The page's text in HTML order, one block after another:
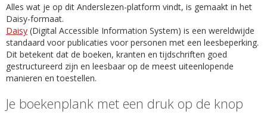
Alles wat je op dit Anderslezen-platform vindt, is gemaakt in het
Daisy-formaat.
Daisy (Digital Accessible Information System) is een wereldwijde
standaard voor publicaties voor personen met een leesbeperking.
Dit betekent dat de boeken, kranten en tijdschriften goed
gestructureerd zijn en leesbaar op de meest uiteenlopende
manieren en toestellen.
Je boekenplank met een druk op de knop